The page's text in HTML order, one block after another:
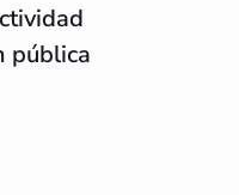
pública